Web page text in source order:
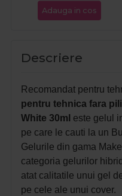
Adauga in cos
Descriere
Recomandat pentru
pentru tehnica fara
White 30ml este gelul
pe care le cauti la un
Gelurile din gama
categoria gelurilor
atat calitatile unui gel
pe cele ale unui cover.